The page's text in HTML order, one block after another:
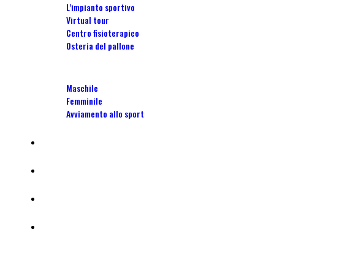
L'impianto sportivo
Virtual tour
Centro fisioterapico
Osteria del pallone
Maschile
Femminile
Avviamento allo sport